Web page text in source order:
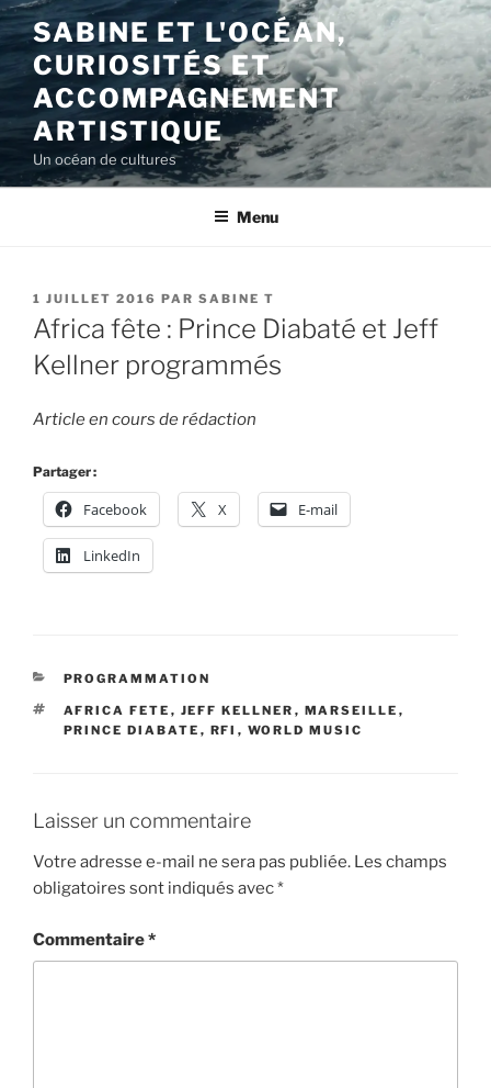
Aller
au
contenu
principal
SABINE ET L'OCÉAN,
CURIOSITÉS ET
ACCOMPAGNEMENT
ARTISTIQUE
Un océan de cultures
Menu
PUBLIÉ
LE
1 JUILLET 2016 PAR SABINE T
Africa fête : Prince Diabaté et Jeff
Kellner programmés
Article en cours de rédaction
Partager :
Facebook X E-mail
LinkedIn
CATÉGORIES
PROGRAMMATION
ÉTIQUETTES
AFRICA FETE , JEFF KELLNER , MARSEILLE ,
PRINCE DIABATE , RFI , WORLD MUSIC
Laisser un commentaire
Votre adresse e-mail ne sera pas publiée. Les champs
obligatoires sont indiqués avec*
Commentaire*